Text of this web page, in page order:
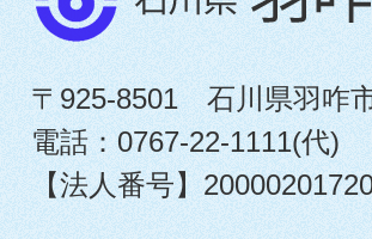
〒925-8501 石川県羽咋
電話：0767-22-1111(代)
【法人番号】